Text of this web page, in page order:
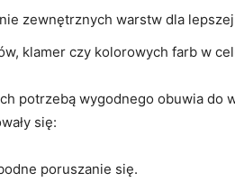
⁣zewnętrznych warstw‌ dla
klamer ‌czy kolorowych farb w
potrzebą ⁣wygodnego obuwia do
się:
poruszanie ⁣się.